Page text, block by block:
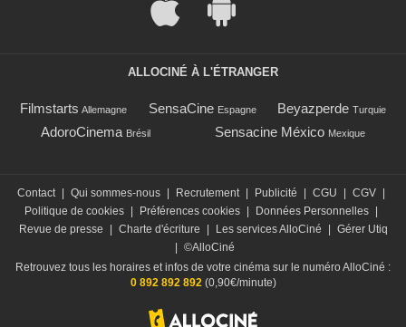
ALLOCINÉ À L'ÉTRANGER
Filmstarts Allemagne SensaCine Espagne Beyazperde Turquie
AdoroCinema Brésil Sensacine México Mexique
Contact Qui sommes-nous Recrutement Publicité CGU CGV
Politique de cookies
Préférences cookies Données Personnelles
Revue de presse
Charte d'écriture Les services AlloCiné
Gérer Utiq
©AlloCiné
Retrouvez tous les horaires et infos de votre cinéma sur le numéro AlloCiné :
0 892 892 892(0,90€/minute)